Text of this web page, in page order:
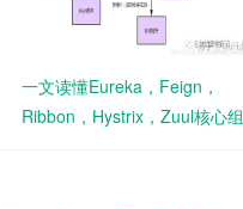
一文读懂Eureka，Feign，
Ribbon，Hystrix，Zuul核心组